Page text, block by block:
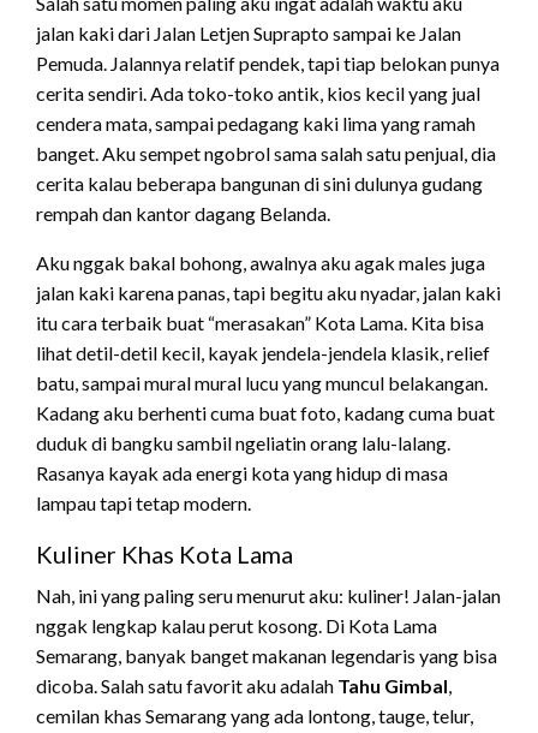
jalan kaki dari Jalan Letjen Suprapto sampai ke Jalan
Pemuda. Jalannya relatif pendek, tapi tiap belokan punya
cerita sendiri. Ada toko-toko antik, kios kecil yang jual
cendera mata, sampai pedagang kaki lima yang ramah
banget. Aku sempet ngobrol sama salah satu penjual, dia
cerita kalau beberapa bangunan di sini dulunya gudang
rempah dan kantor dagang Belanda.
Aku nggak bakal bohong, awalnya aku agak males juga
jalan kaki karena panas, tapi begitu aku nyadar, jalan kaki
itu cara terbaik buat “merasakan” Kota Lama. Kita bisa
lihat detil-detil kecil, kayak jendela-jendela klasik, relief
batu, sampai mural mural lucu yang muncul belakangan.
Kadang aku berhenti cuma buat foto, kadang cuma buat
duduk di bangku sambil ngeliatin orang lalu-lalang.
Rasanya kayak ada energi kota yang hidup di masa
lampau tapi tetap modern.
Kuliner Khas Kota Lama
Nah, ini yang paling seru menurut aku: kuliner! Jalan-jalan
nggak lengkap kalau perut kosong. Di Kota Lama
Semarang, banyak banget makanan legendaris yang bisa
dicoba. Salah satu favorit aku adalah Tahu Gimbal,
cemilan khas Semarang yang ada lontong, tauge, telur,